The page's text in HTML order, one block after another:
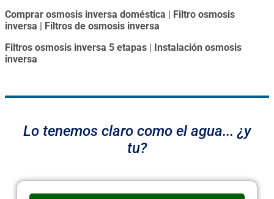
Comprar osmosis inversa doméstica | Filtro osmosis
inversa | Filtros de osmosis inversa
Filtros osmosis inversa 5 etapas | Instalación osmosis
inversa
Lo tenemos claro como el agua... ¿y
tu?